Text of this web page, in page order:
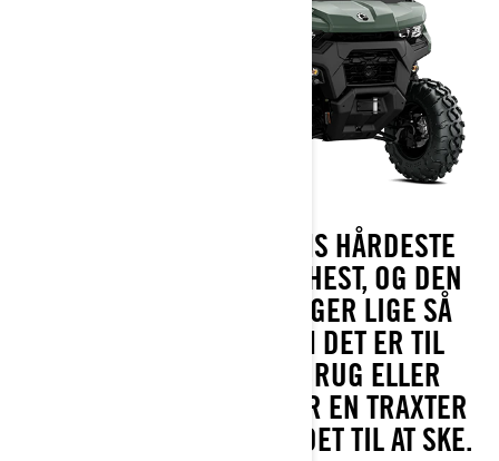
TRAXTEREN ER CAN-AMS HÅRDESTE
SIDE-BY-SIDE ARBEJDSHEST, OG DEN
VED, HVORDAN MAN LEGER LIGE SÅ
HÅRDT! SÅ UANSET OM DET ER TIL
ARBEJDE, JAGT, LANDBRUG ELLER
ALMINDELIG LEG, ER DER EN TRAXTER
MED KRAFTEN TIL AT FÅ DET TIL AT SKE.